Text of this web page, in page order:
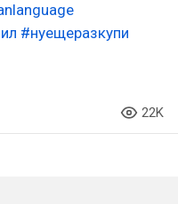
#нуещеразкупи
22K